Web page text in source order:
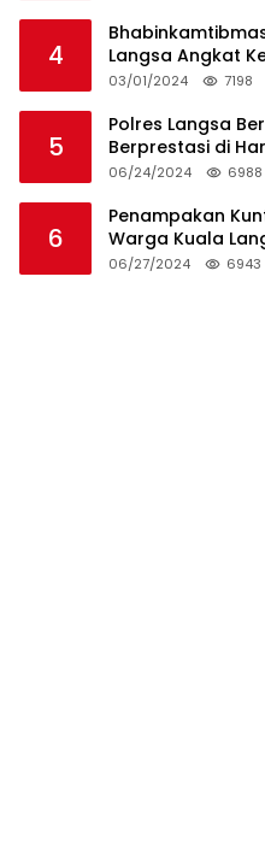
4
Langsa Angkat
Pemakaman
03/01/2024 7198
5
Polres Langsa
Berprestasi di
06/24/2024 6988
6
Penampakan
Warga Kuala
06/27/2024 6943